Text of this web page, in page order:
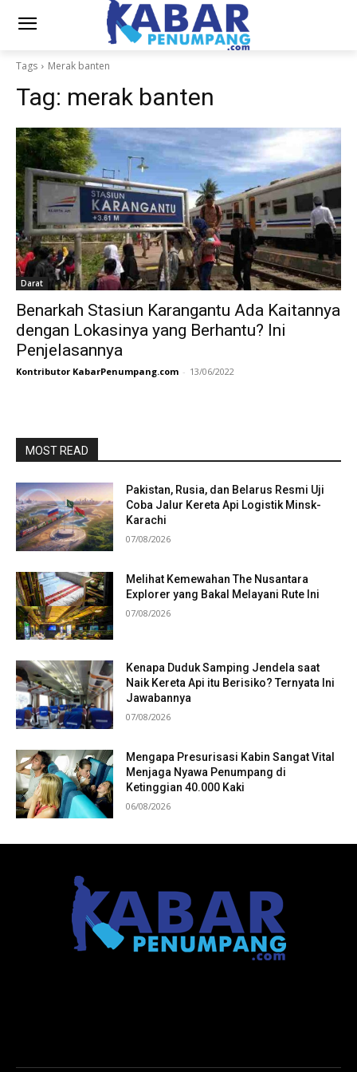
Tags Merak banten
Tag: merak banten
Darat
Benarkah Stasiun Karangantu Ada Kaitannya
dengan Lokasinya yang Berhantu? Ini
Penjelasannya
Kontributor KabarPenumpang.com - 13/06/2022
MOST READ
Pakistan, Rusia, dan Belarus Resmi Uji
Coba Jalur Kereta Api Logistik Minsk-
Karachi
07/08/2026
Melihat Kemewahan The Nusantara
Explorer yang Bakal Melayani Rute Ini
07/08/2026
Kenapa Duduk Samping Jendela saat
Naik Kereta Api itu Berisiko? Ternyata Ini
Jawabannya
07/08/2026
Mengapa Presurisasi Kabin Sangat Vital
Menjaga Nyawa Penumpang di
Ketinggian 40.000 Kaki
06/08/2026